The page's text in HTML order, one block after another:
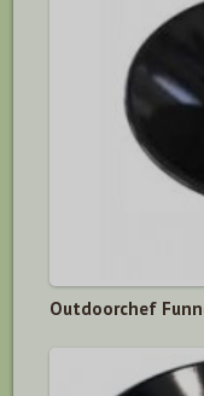
Outdoorchef